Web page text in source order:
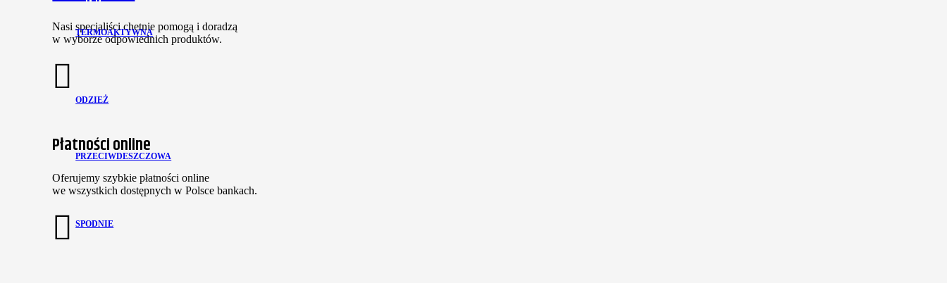
TERMOAKTYWNA
ODZIEŻ
PRZECIWDESZCZOWA
SPODNIE
Nasi specjaliści chętnie pomogą i doradzą
w wyborze odpowiednich produktów.
Płatności online
Oferujemy szybkie płatności online
we wszystkich dostępnych w Polsce bankach.